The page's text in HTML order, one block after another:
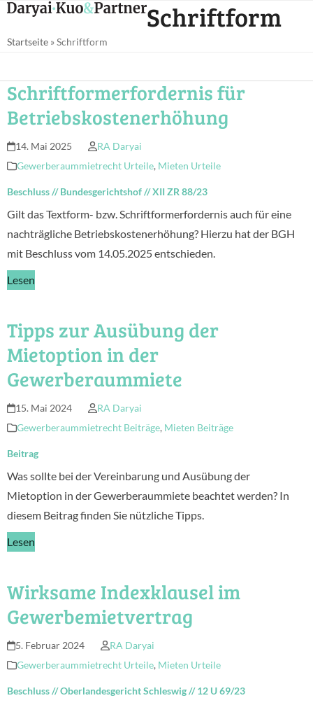
Skip
content
Open
menu
Close
menu
Schriftform
Startseite »Schriftform
Schriftformerfordernis für
Betriebskostenerhöhung
14. Mai 2025
RA Daryai
Gewerberaummietrecht Urteile, Mieten Urteile
Beschluss//Bundesgerichtshof//XII ZR 88/23
Gilt das Textform- bzw. Schriftformerfordernis auch für eine
nachträgliche Betriebskostenerhöhung? Hierzu hat der BGH
mit Beschluss vom 14.05.2025 entschieden.
Lesen
Tipps zur Ausübung der
Mietoption in der
Gewerberaummiete
15. Mai 2024
RA Daryai
Gewerberaummietrecht Beiträge, Mieten Beiträge
Beitrag
Was sollte bei der Vereinbarung und Ausübung der
Mietoption in der Gewerberaummiete beachtet werden? In
diesem Beitrag finden Sie nützliche Tipps.
Lesen
Wirksame Indexklausel im
Gewerbemietvertrag
5. Februar 2024
RA Daryai
Gewerberaummietrecht Urteile, Mieten Urteile
Beschluss//Oberlandesgericht Schleswig//12 U 69/23